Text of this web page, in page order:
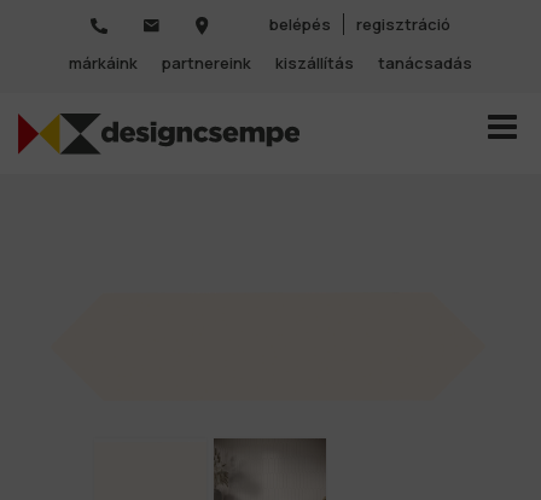
belépés
regisztráció
márkáink
partnereink kiszállítás tanácsadás